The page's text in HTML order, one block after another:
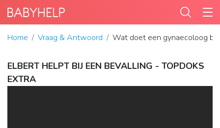
Home Vraag & Antwoord Wat doet een gynaecoloog bij
ELBERT HELPT BIJ EEN BEVALLING - TOPDOKS
EXTRA